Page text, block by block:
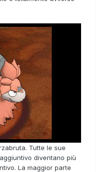
. Tutte le sue
diventano più
La maggior parte